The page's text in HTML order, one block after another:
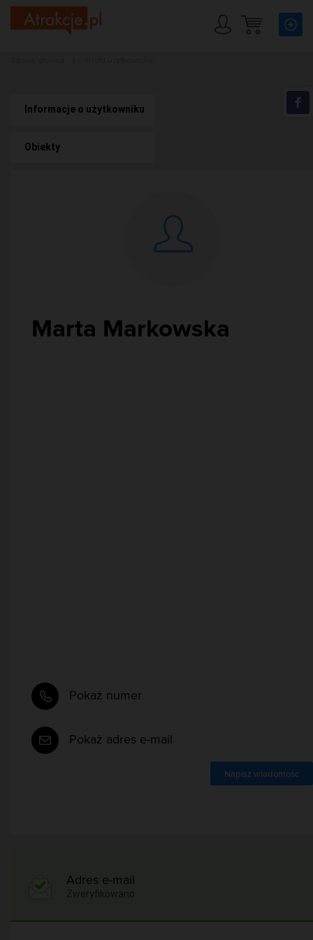
Informacje o użytkowniku
Obiekty
Napisz wiadomość
Marta Markowska
Pokaż numer
Pokaż adres e-mail
Adres e-mail
Zweryfikowano